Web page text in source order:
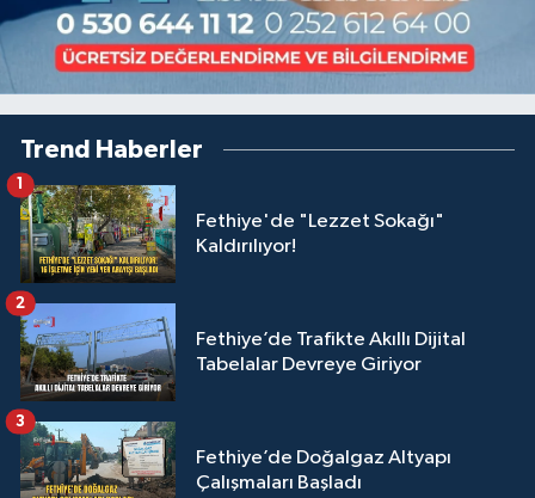
Trend Haberler
Fethiye'de "Lezzet Sokağı"
Kaldırılıyor!
1
Fethiye’de Trafikte Akıllı Dijital
Tabelalar Devreye Giriyor
2
Fethiye’de Doğalgaz Altyapı
Çalışmaları Başladı
3